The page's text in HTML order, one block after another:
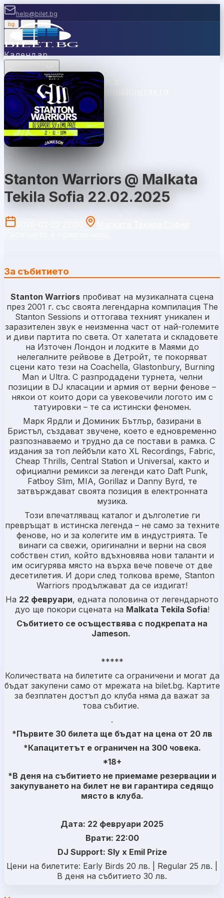
help@bilet.bg
bg |
Вход
Календар
Категории
МестаКасиПродавайте с
насВаучери НовиниПомощ
София
Stanton Warriors @ Malkata
Tekila Sofia 22.02.2025
За събитието
Stanton Warriors пробиват на музикалната сцена
през 2001 г. със своята легендарна компилация The
Stanton Sessions и оттогава техният уникален и
заразителен звук е неизменна част от най-големите
и диви партита по света. От халетата и складовете
на Източен Лондон и лодките в Маями до
нелегалните рейвове в Детройт, те покоряват
сцени като тези на Coachella, Glastonbury, Burning
Man и Ultra. С разпродадени турнета, челни
позиции в DJ класации и армия от верни фенове –
някои от които дори са увековечили логото им с
татуировки – те са истински феномен.
Марк Ярдли и Доминик Бътлър, базирани в
Бристъл, създават звучене, което е едновременно
разпознаваемо и трудно да се постави в рамка. С
издания за топ лейбъли като XL Recordings, Fabric,
Cheap Thrills, Central Station и Universal, както и
официални ремикси за легенди като Daft Punk,
Fatboy Slim, MIA, Gorillaz и Danny Byrd, те
затвърждават своята позиция в електронната
музика.
Този впечатляващ каталог и дълголетие ги
превръщат в истинска легенда – не само за техните
фенове, но и за колегите им в индустрията. Те
винаги са свежи, оригинални и верни на своя
собствен стил, който вдъхновява нови таланти и
им осигурява място на върха вече повече от две
десетилетия. И дори след толкова време, Stanton
Warriors продължават да се издигат!
На 22 февруари, едната половина от легендарното
дуо ще покори сцената на Malkata Tekila Sofia!
Събитието се осъществява с подкрепата на
Jameson.
*****
Количествата на билетите са ограничени и могат да
бъдат закупени само от мрежата на bilet.bg. Картите
за безплатен достъп до клуба няма да важат за
това събитие.
.
*Първите 30 билета ще бъдат на цена от 20 лв
*Капацитетът е ограничен на 300 човека.
*18+
*В деня на събитието не приемаме резервации и
закупуването на билет не ви гарантира седящо
място в клуба.
Дата: 22 февруари 2025
Врати: 22:00
DJ Support: Sly x Emil Prize
Цени на билетите: Early Birds 20 лв. | Regular 25 лв. |
В деня на събитието 30 лв.